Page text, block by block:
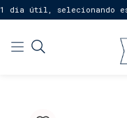
útil, selecionando